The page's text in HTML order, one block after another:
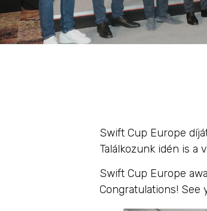
Swift Cup Europe
Találkozunk idén is a
Swift Cup Europe
Congratulations! See